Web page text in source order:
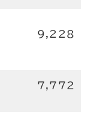
9,228
7,772